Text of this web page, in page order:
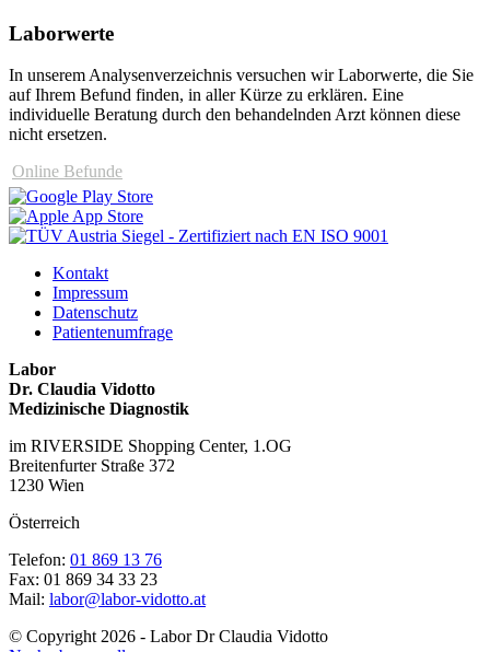
Laborwerte
In unserem Analysen­verzeichnis versuchen wir Laborwerte, die Sie
auf Ihrem Befund finden, in aller Kürze zu erklären. Eine
individuelle Beratung durch den behandelnden Arzt können diese
nicht ersetzen.
Online Befunde
Kontakt
Impressum
Datenschutz
Patientenumfrage
Labor
Dr. Claudia Vidotto
Medizinische Diagnostik
im RIVERSIDE Shopping Center, 1.OG
Breitenfurter Straße 372
1230 Wien
Österreich
Telefon: 01 869 13 76
Fax: 01 869 34 33 23
Mail: labor@labor-vidotto.at
© Copyright 2026 - Labor Dr Claudia Vidotto